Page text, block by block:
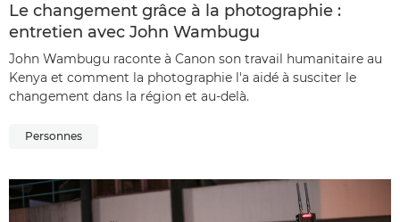
Le changement grâce à la photographie :
entretien avec John Wambugu
John Wambugu raconte à Canon son travail humanitaire au
Kenya et comment la photographie l'a aidé à susciter le
changement dans la région et au-delà.
Personnes